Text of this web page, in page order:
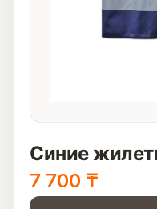
Синие
7 700 ₸